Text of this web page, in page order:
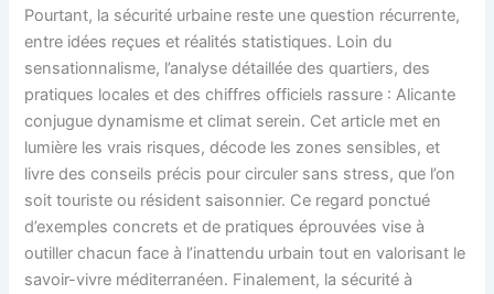
Pourtant, la sécurité urbaine reste une question récurrente,
entre idées reçues et réalités statistiques. Loin du
sensationnalisme, l’analyse détaillée des quartiers, des
pratiques locales et des chiffres officiels rassure : Alicante
conjugue dynamisme et climat serein. Cet article met en
lumière les vrais risques, décode les zones sensibles, et
livre des conseils précis pour circuler sans stress, que l’on
soit touriste ou résident saisonnier. Ce regard ponctué
d’exemples concrets et de pratiques éprouvées vise à
outiller chacun face à l’inattendu urbain tout en valorisant le
savoir-vivre méditerranéen. Finalement, la sécurité à